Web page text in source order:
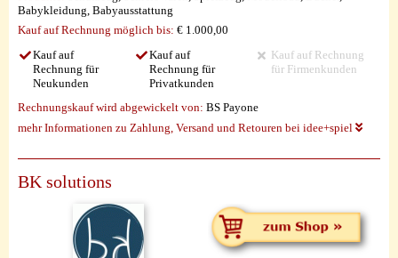
Babykleidung, Babyausstattung
Kauf auf Rechnung möglich bis: € 1.000,00
Kauf auf
Rechnung für
Neukunden
Kauf auf
Rechnung für
Privatkunden
Kauf auf Rechnung
für Firmenkunden
Rechnungskauf wird abgewickelt von: BS Payone
mehr Informationen zu Zahlung, Versand und Retouren bei idee+spiel
BK solutions